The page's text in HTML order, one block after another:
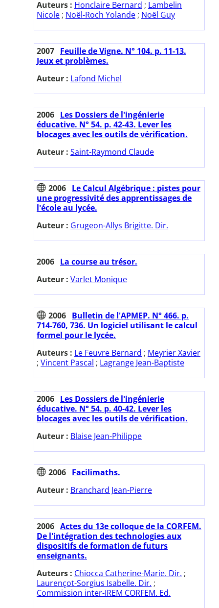
Auteurs : Honclaire Bernard ; Lambelin
Nicole ; Noël-Roch Yolande ; Noël Guy
2007 Feuille de Vigne. N° 104. p. 11-13.
Jeux et problèmes.
Auteur : Lafond Michel
2006 Les Dossiers de l'ingénierie
éducative. N° 54. p. 42-43. Lever les
blocages avec les outils de vérification.
Auteur : Saint-Raymond Claude
2006 Le Calcul Algébrique : pistes pour
une progressivité des apprentissages de
l'école au lycée.
Auteur : Grugeon-Allys Brigitte. Dir.
2006 La course au trésor.
Auteur : Varlet Monique
2006 Bulletin de l'APMEP. N° 466. p.
714-760, 736. Un logiciel utilisant le calcul
formel pour le lycée.
Auteurs : Le Feuvre Bernard ; Meyrier Xavier
; Vincent Pascal ; Lagrange Jean-Baptiste
2006 Les Dossiers de l'ingénierie
éducative. N° 54. p. 40-42. Lever les
blocages avec les outils de vérification.
Auteur : Blaise Jean-Philippe
2006 Facilimaths.
Auteur : Branchard Jean-Pierre
2006 Actes du 13e colloque de la CORFEM.
De l'intégration des technologies aux
dispositifs de formation de futurs
enseignants.
Auteurs : Chiocca Catherine-Marie. Dir. ;
Laurençot-Sorgius Isabelle. Dir. ;
Commission inter-IREM CORFEM. Ed.